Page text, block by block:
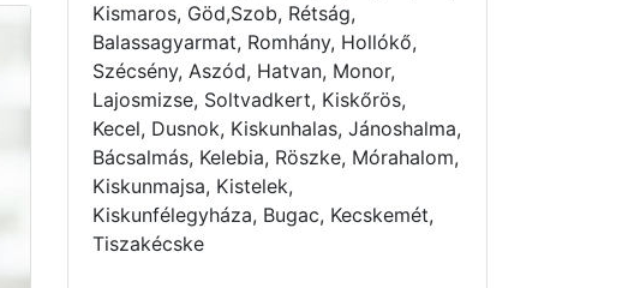
Kismaros, Göd,Szob, Rétság,
Balassagyarmat, Romhány, Hollókő,
Szécsény, Aszód, Hatvan, Monor,
Lajosmizse, Soltvadkert, Kiskőrös,
Kecel, Dusnok, Kiskunhalas, Jánoshalma,
Bácsalmás, Kelebia, Röszke, Mórahalom,
Kiskunmajsa, Kistelek,
Kiskunfélegyháza, Bugac, Kecskemét,
Tiszakécske